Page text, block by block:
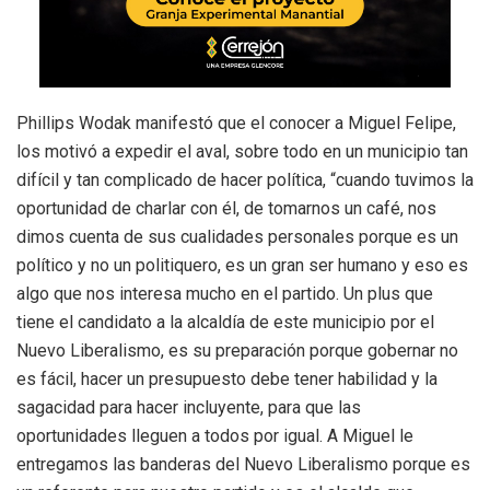
Phillips Wodak manifestó que el conocer a Miguel Felipe,
los motivó a expedir el aval, sobre todo en un municipio tan
difícil y tan complicado de hacer política, “cuando tuvimos la
oportunidad de charlar con él, de tomarnos un café, nos
dimos cuenta de sus cualidades personales porque es un
político y no un politiquero, es un gran ser humano y eso es
algo que nos interesa mucho en el partido. Un plus que
tiene el candidato a la alcaldía de este municipio por el
Nuevo Liberalismo, es su preparación porque gobernar no
es fácil, hacer un presupuesto debe tener habilidad y la
sagacidad para hacer incluyente, para que las
oportunidades lleguen a todos por igual. A Miguel le
entregamos las banderas del Nuevo Liberalismo porque es